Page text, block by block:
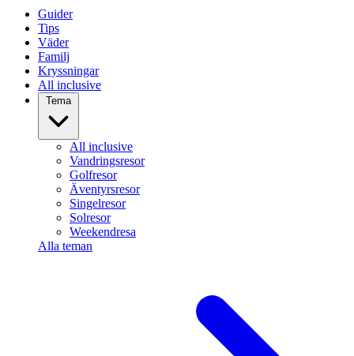
Guider
Tips
Väder
Familj
Kryssningar
All inclusive
Tema
All inclusive
Vandringsresor
Golfresor
Äventyrsresor
Singelresor
Solresor
Weekendresa
Alla teman